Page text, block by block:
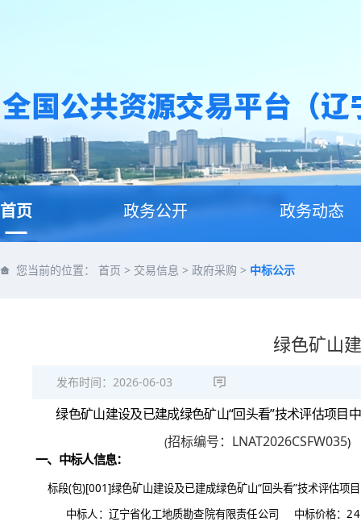
首页 政务公开 政务动态
您当前的位置： 首页 > 交易信息 > 政府采购 > 中标公示
绿色矿山
发布时间： 2026-06-03
绿色矿山建设及已建成绿色矿山“回头看”技术评估项目
(招标编号： LNAT2026CSFW035)
一、中标人信息：
标段(包)[001]绿色矿山建设及已建成绿色矿山“回头看”技术评估项
中标人：辽宁省化工地质勘查院有限责任公司
中标价格：